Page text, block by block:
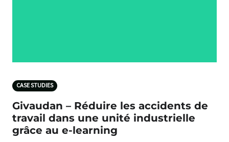
CASE STUDIES
Givaudan – Réduire les accidents de
travail dans une unité industrielle
grâce au e-learning